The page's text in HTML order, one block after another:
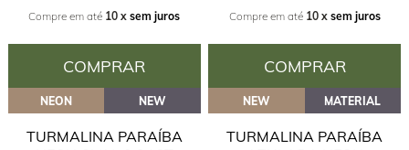
Compre em até 10 x sem juros
COMPRAR
Compre em até 10 x sem juros
COMPRAR
NEON NEW
TURMALINA PARAÍBA
NEW MATERIAL
TURMALINA PARAÍBA